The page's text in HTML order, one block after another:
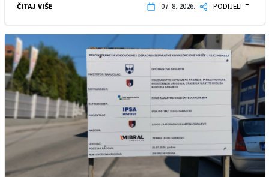
ČITAJ VIŠE 07. 8. 2026. PODIJELI